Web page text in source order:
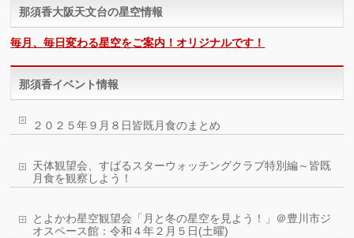
那須香大阪天文台の星空情報
毎月、毎日変わる星空をご案内！オリジナルです！
那須香イベント情報
２０２５年９月８日皆既月食のまとめ
天体観望会、すばるスターウォッチングクラブ特別編～皆既
月食を観察しよう！
とよかわ星空観望会「月と冬の星空を見よう！」＠豊川市ジ
オスペース館：令和４年２月５日(土曜)